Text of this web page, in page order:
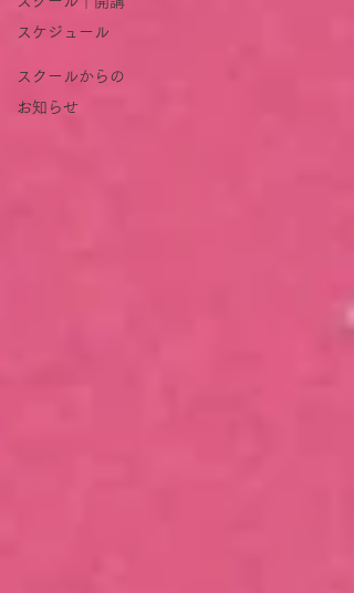
スケジュール
スクールからの
お知らせ